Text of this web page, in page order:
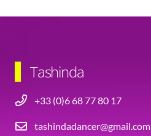
Tashinda
+33 (0)6 68 77 80 17
tashindadancer@gmail.com